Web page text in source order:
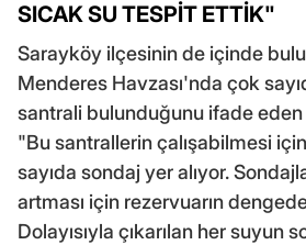
SICAK SU TESPİT ETTİK"
Sarayköy ilçesinin de içinde
Menderes Havzası'nda çok
santrali bulunduğunu ifade eden
"Bu santrallerin çalışabilmesi
sayıda sondaj yer alıyor.
artması için rezervuarın
Dolayısıyla çıkarılan her suyun